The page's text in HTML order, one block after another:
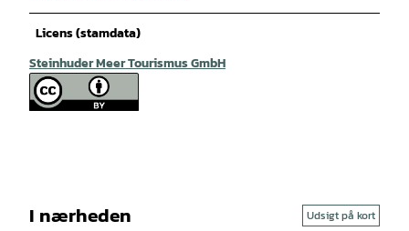
Licens (stamdata)
Steinhuder Meer Tourismus GmbH
I nærheden Udsigt på kort